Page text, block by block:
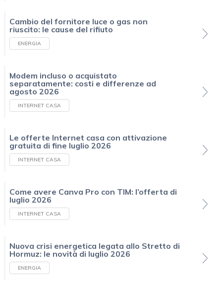
Cambio del fornitore luce o gas non
riuscito: le cause del rifiuto
ENERGIA
Modem incluso o acquistato
separatamente: costi e differenze ad
agosto 2026
INTERNET CASA
Le offerte Internet casa con attivazione
gratuita di fine luglio 2026
INTERNET CASA
Come avere Canva Pro con TIM: l’offerta di
luglio 2026
INTERNET CASA
Nuova crisi energetica legata allo Stretto di
Hormuz: le novità di luglio 2026
ENERGIA